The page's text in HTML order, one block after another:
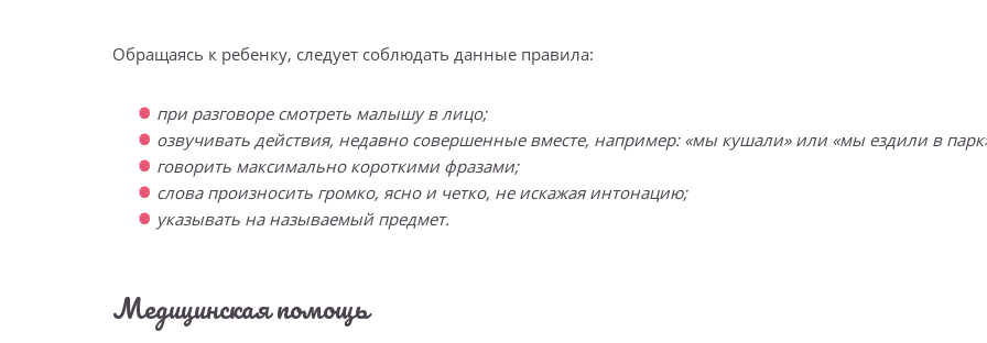
Обращаясь к ребенку, следует соблюдать данные правила:
при разговоре смотреть малышу в лицо;
озвучивать действия, недавно совершенные вместе, например: «мы кушали» или «мы ездили в
говорить максимально короткими фразами;
слова произносить громко, ясно и четко, не искажая интонацию;
указывать на называемый предмет.
Медицинская помощь